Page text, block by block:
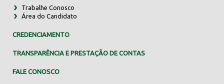
Trabalhe Conosco
Área do Candidato
CREDENCIAMENTO
TRANSPARÊNCIA E PRESTAÇÃO DE CONTAS
FALE CONOSCO